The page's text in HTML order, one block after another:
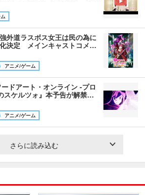
外道ラスボス女王は民の為に
決定 メインキャストコメ…
アニメ/ゲーム
ドアート・オンライン -プロ
スケルツォ』本予告が解禁…
アニメ/ゲーム
さらに読み込む